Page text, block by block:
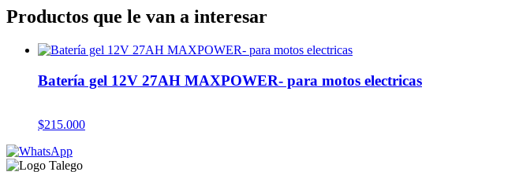
Productos que le van a interesar
Batería gel 12V 27AH MAXPOWER- para motos electricas
$215.000